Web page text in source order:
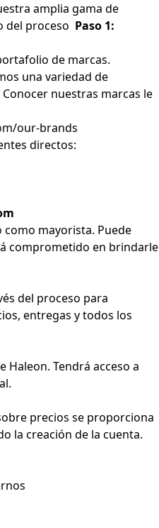
amplia gama de
del proceso Paso 1:
de marcas.
una variedad de
nuestras marcas le
our-brands
directos:
mayorista. Puede
comprometido en brindarle
del proceso para
entregas y todos los
Tendrá acceso a
precios se proporciona
la creación de la cuenta.